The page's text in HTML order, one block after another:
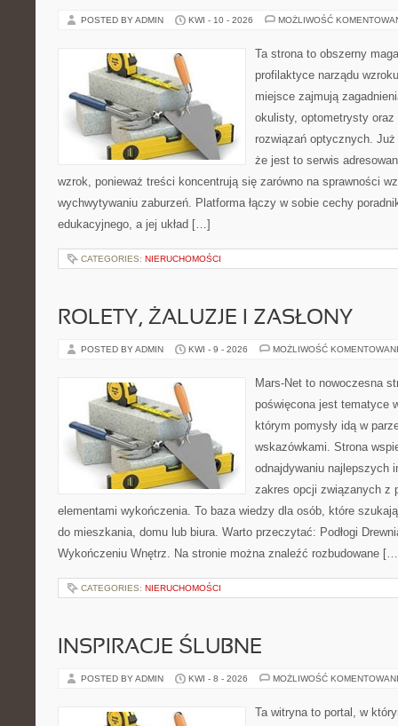
POSTED BY ADMIN KWI - 10 - 2026 MOŻLIWOŚĆ
Ta strona to obszerny
profilaktyce narządu
miejsce zajmują
okulisty, optometrysty oraz
rozwiązań optycznych.
że jest to serwis
wzrok, ponieważ treści koncentrują się zarówno na sprawności
wychwytywaniu zaburzeń. Platforma łączy w sobie cechy
edukacyjnego, a jej układ […]
CATEGORIES: NIERUCHOMOŚCI
ROLETY, ŻALUZJE I ZASŁONY
POSTED BY ADMIN KWI - 9 - 2026 MOŻLIWOŚĆ
Mars-Net to nowoczesna
poświęcona jest tematyce
którym pomysły idą w
wskazówkami. Strona
odnajdywaniu najlepszych
zakres opcji związanych z
elementami wykończenia. To baza wiedzy dla osób, które
do mieszkania, domu lub biura. Warto przeczytać: Podłogi
Wykończeniu Wnętrz. Na stronie można znaleźć rozbudowane
CATEGORIES: NIERUCHOMOŚCI
INSPIRACJE ŚLUBNE
POSTED BY ADMIN KWI - 8 - 2026 MOŻLIWOŚĆ
Ta witryna to portal, w